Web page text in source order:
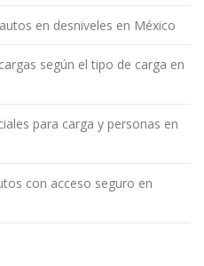
en desniveles en México
según el tipo de carga en
para carga y personas en
con acceso seguro en